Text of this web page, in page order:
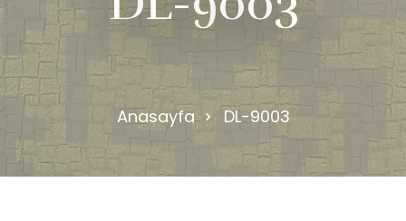
Anasayfa DL-9003